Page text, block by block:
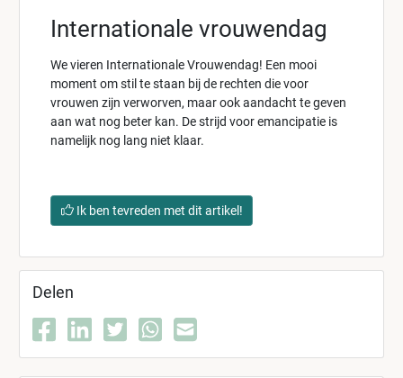
Internationale vrouwendag
We vieren Internationale Vrouwendag! Een mooi
moment om stil te staan bij de rechten die voor
vrouwen zijn verworven, maar ook aandacht te geven
aan wat nog beter kan. De strijd voor emancipatie is
namelijk nog lang niet klaar.
Ik ben tevreden met dit artikel!
Delen